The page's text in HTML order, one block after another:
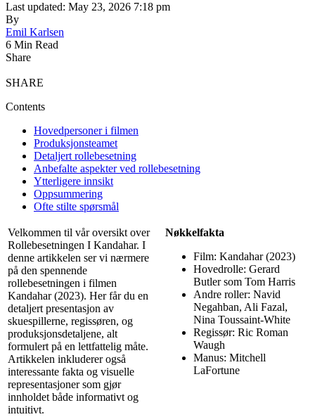
Last updated: May 23, 2026 7:18 pm
By
Emil Karlsen
6 Min Read
Share
SHARE
Contents
Hovedpersoner i filmen
Produksjonsteamet
Detaljert rollebesetning
Anbefalte aspekter ved rollebesetning
Ytterligere innsikt
Oppsummering
Ofte stilte spørsmål
Velkommen til vår oversikt over
Rollebesetningen I Kandahar. I
denne artikkelen ser vi nærmere
på den spennende
rollebesetningen i filmen
Kandahar (2023). Her får du en
detaljert presentasjon av
skuespillerne, regissøren, og
produksjonsdetaljene, alt
formulert på en lettfattelig måte.
Artikkelen inkluderer også
interessante fakta og visuelle
representasjoner som gjør
innholdet både informativt og
intuitivt.
Nøkkelfakta
Film: Kandahar (2023)
Hovedrolle: Gerard
Butler som Tom Harris
Andre roller: Navid
Negahban, Ali Fazal,
Nina Toussaint-White
Regissør: Ric Roman
Waugh
Manus: Mitchell
LaFortune